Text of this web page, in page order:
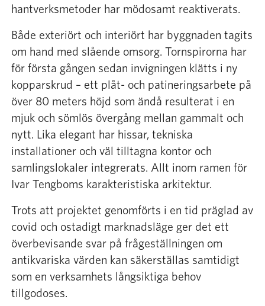
hantverksmetoder har mödosamt reaktiverats.
Både exteriört och interiört har byggnaden tagits
om hand med slående omsorg. Tornspirorna har
för första gången sedan invigningen klätts i ny
kopparskrud – ett plåt- och patineringsarbete på
över 80 meters höjd som ändå resulterat i en
mjuk och sömlös övergång mellan gammalt och
nytt. Lika elegant har hissar, tekniska
installationer och väl tilltagna kontor och
samlingslokaler integrerats. Allt inom ramen för
Ivar Tengboms karakteristiska arkitektur.
Trots att projektet genomförts i en tid präglad av
covid och ostadigt marknadsläge ger det ett
överbevisande svar på frågeställningen om
antikvariska värden kan säkerställas samtidigt
som en verksamhets långsiktiga behov
tillgodoses.